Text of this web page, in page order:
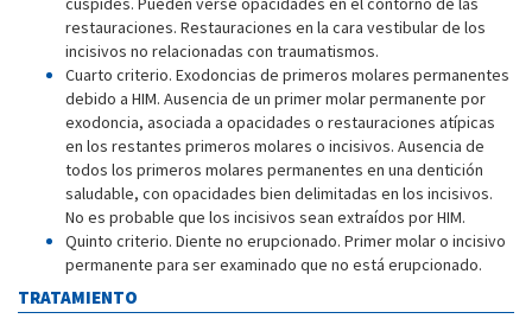
restauraciones. Restauraciones en la cara vestibular de los
incisivos no relacionadas con traumatismos.
Cuarto criterio. Exodoncias de primeros molares permanentes
debido a HIM. Ausencia de un primer molar permanente por
exodoncia, asociada a opacidades o restauraciones atípicas
en los restantes primeros molares o incisivos. Ausencia de
todos los primeros molares permanentes en una dentición
saludable, con opacidades bien delimitadas en los incisivos.
No es probable que los incisivos sean extraídos por HIM.
Quinto criterio. Diente no erupcionado. Primer molar o incisivo
permanente para ser examinado que no está erupcionado.
TRATAMIENTO